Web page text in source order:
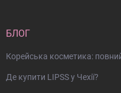
БЛОГ
Корейська косметика:
Де купити LIPSS у Чехії?